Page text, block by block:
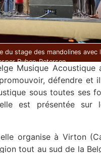
du stage des mandolines avec
Ruben-Petersen.
Musique Acoustique
défendre et
sous toutes ses
est présentée sur
organise à Virton
tout au sud de la